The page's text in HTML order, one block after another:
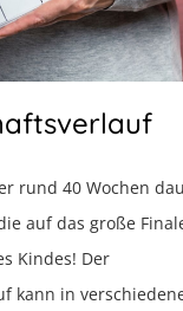
rund 40 Wochen
auf das große
Kindes! Der
kann in